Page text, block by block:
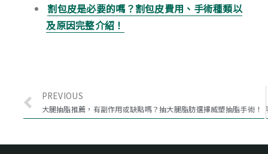
割包皮是必要的嗎？割包皮費用、手術種類以
及原因完整介紹！
PREVIOUS
大腿抽脂推薦，有副作用或缺點嗎？抽大腿脂肪選擇威塑抽脂手術！